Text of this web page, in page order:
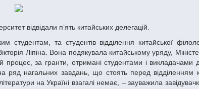
відвідали п’ять китайських делегацій.
Ліпіна. Вона подякувала китайському уряду,
процес, за гранти, отримані студентами і викладачами
ряд нагальних завдань, що стоять перед відділенням
на Україні взагалі немає, – зауважила